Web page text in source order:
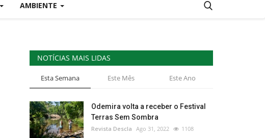
AMBIENTE
NOTÍCIAS MAIS LIDAS
Esta Semana Este Mês Este Ano
Odemira volta a receber o Festival
Terras Sem Sombra
Revista Descla Ago 31, 2022 1108